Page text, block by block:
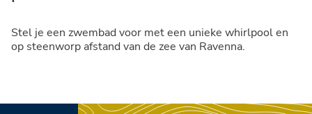
Stel je een zwembad voor met een unieke whirlpool en
op steenworp afstand van de zee van Ravenna.